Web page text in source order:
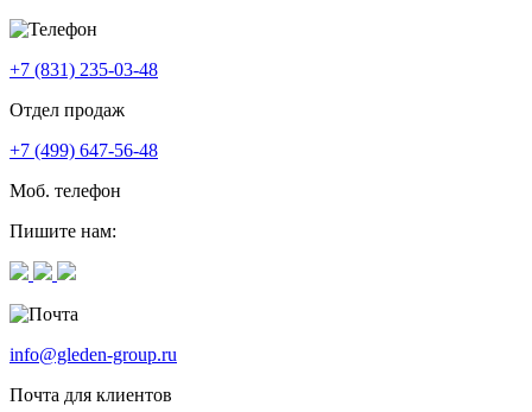
+7 (831) 235-03-48
Отдел продаж
+7 (499) 647-56-48
Моб. телефон
Пишите нам:
info@gleden-group.ru
Почта для клиентов